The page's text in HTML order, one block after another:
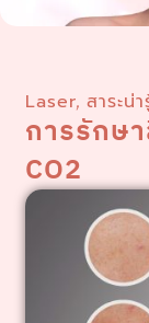
Laser,สาระน่า
การรักษ
CO2